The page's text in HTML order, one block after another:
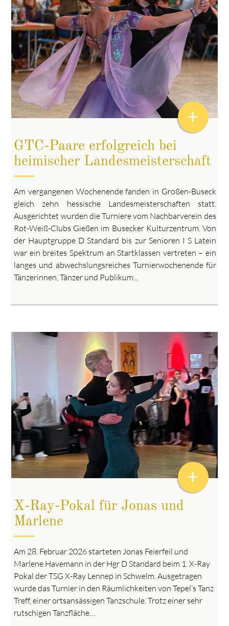
GTC-Paare erfolgreich bei
heimischer Landesmeisterschaft
Am vergangenen Wochenende fanden in Großen-Buseck
gleich zehn hessische Landesmeisterschaften statt.
Ausgerichtet wurden die Turniere vom Nachbarverein des
Rot-Weiß-Clubs Gießen im Busecker Kulturzentrum. Von
der Hauptgruppe D Standard bis zur Senioren I S Latein
war ein breites Spektrum an Startklassen vertreten – ein
langes und abwechslungsreiches Turnierwochenende für
Tänzerinnen, Tänzer und Publikum...
+
X-Ray-Pokal für Jonas und
Marlene
Am 28. Februar 2026 starteten Jonas Feierfeil und
Marlene Havemann in der Hgr D Standard beim 1. X-Ray
Pokal der TSG X-Ray Lennep in Schwelm. Ausgetragen
wurde das Turnier in den Räumlichkeiten von Tepel’s Tanz
Treff, einer ortsansässigen Tanzschule. Trotz einer sehr
rutschigen Tanzfläche…
+